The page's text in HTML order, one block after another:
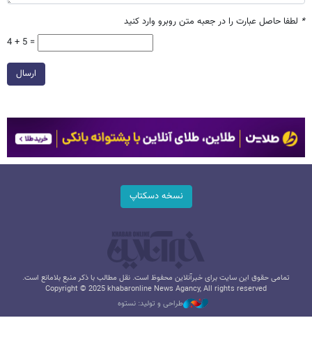
* لطفا حاصل عبارت را در جعبه متن روبرو وارد کنید
4 + 5 =
ارسال
نسخه دسکتاپ
تمامی حقوق این سایت برای خبرآنلاین محفوظ است. نقل مطالب با ذکر منبع بلامانع است.
Copyright © 2025 khabaronline News Agancy, All rights reserved
طراحی و تولید: نستوه